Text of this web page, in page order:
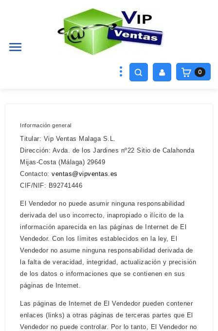

0
Información general
Titular: Vip Ventas Malaga S.L.
Dirección: Avda. de los Jardines nº22 Sitio de Calahonda
Mijas-Costa (Málaga) 29649
Contacto: ventas@vipventas.es
CIF/NIF: B92741446
El Vendedor no puede asumir ninguna responsabilidad
derivada del uso incorrecto, inapropiado o ilícito de la
información aparecida en las páginas de Internet de El
Vendedor. Con los límites establecidos en la ley, El
Vendedor no asume ninguna responsabilidad derivada de
la falta de veracidad, integridad, actualización y precisión
de los datos o informaciones que se contienen en sus
páginas de Internet.
Las páginas de Internet de El Vendedor pueden contener
enlaces (links) a otras páginas de terceras partes que El
Vendedor no puede controlar. Por lo tanto, El Vendedor no